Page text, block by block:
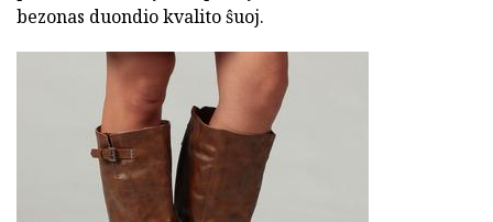
bezonas duondio kvalito ŝuoj.